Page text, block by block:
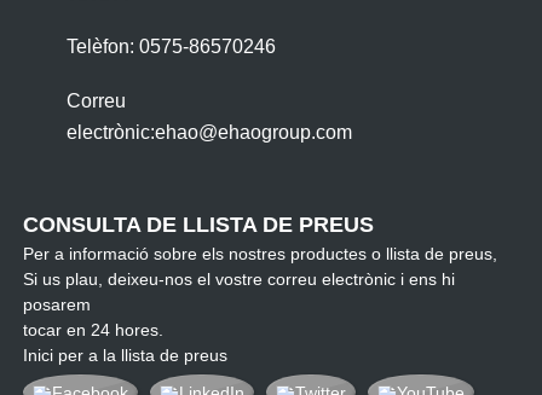
Telèfon: 0575-86570246
Correu
electrònic:ehao@ehaogroup.com
CONSULTA DE LLISTA DE PREUS
Per a informació sobre els nostres productes o llista de preus,
Si us plau, deixeu-nos el vostre correu electrònic i ens hi
posarem
tocar en 24 hores.
Inici per a la llista de preus